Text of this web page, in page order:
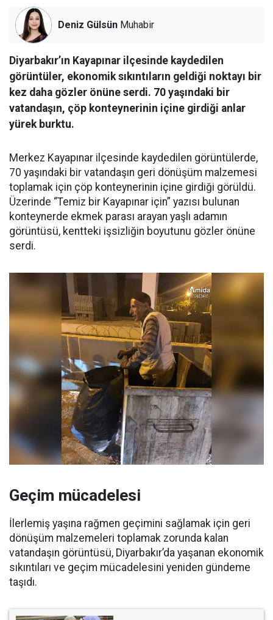
Deniz Gülsün Muhabir
Diyarbakır’ın Kayapınar ilçesinde kaydedilen
görüntüler, ekonomik sıkıntıların geldiği noktayı bir
kez daha gözler önüne serdi. 70 yaşındaki bir
vatandaşın, çöp konteynerinin içine girdiği anlar
yürek burktu.
Merkez Kayapınar ilçesinde kaydedilen görüntülerde,
70 yaşındaki bir vatandaşın geri dönüşüm malzemesi
toplamak için çöp konteynerinin içine girdiği görüldü.
Üzerinde “Temiz bir Kayapınar için” yazısı bulunan
konteynerde ekmek parası arayan yaşlı adamın
görüntüsü, kentteki işsizliğin boyutunu gözler önüne
serdi.
Geçim mücadelesi
İlerlemiş yaşına rağmen geçimini sağlamak için geri
dönüşüm malzemeleri toplamak zorunda kalan
vatandaşın görüntüsü, Diyarbakır’da yaşanan ekonomik
sıkıntıları ve geçim mücadelesini yeniden gündeme
taşıdı.